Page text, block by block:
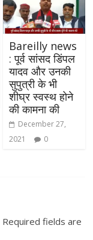
Bareilly news
: पूर्व सांसद डिंपल
यादव और उनकी
सुपुत्री के भी
शीघ्र स्वस्थ होने
की कामना की
December 27,
2021
0
Required fields are